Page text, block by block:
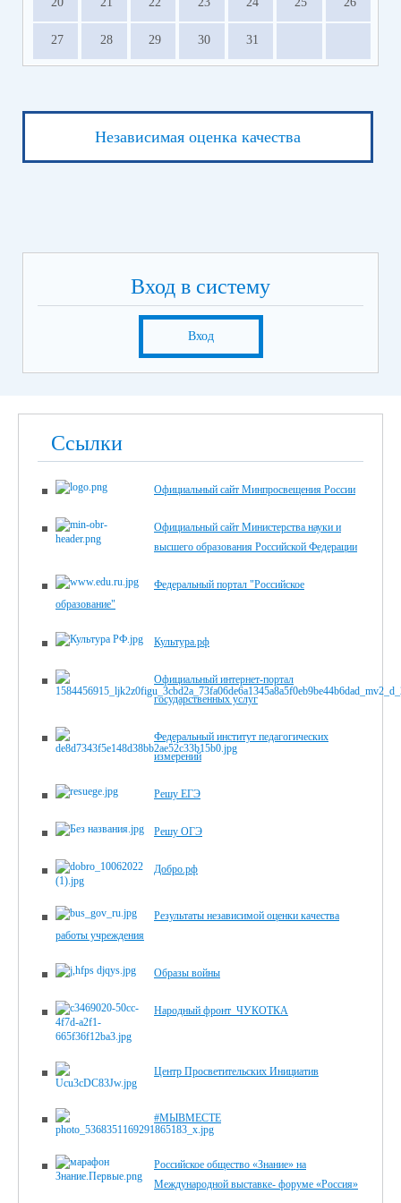
27 28 29 30 31
Независимая оценка качества
Вход в систему
Вход
Ссылки
Официальный сайт Минпросвещения России
Официальный сайт Министерства науки и
высшего образования Российской Федерации
Федеральный портал "Российское
образование"
Культура.рф
Официальный интернет-портал
государственных услуг
Федеральный институт педагогических
измерений
Решу ЕГЭ
Решу ОГЭ
Добро.рф
Результаты независимой оценки качества
работы учреждения
Образы войны
Народный фронт_ЧУКОТКА
Центр Просветительских Инициатив
#МЫВМЕСТЕ
Российское общество «Знание» на
Международной выставке- форуме «Россия»